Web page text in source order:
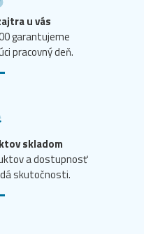
u vás
garantujeme
pracovný deň.
skladom
a dostupnosť
skutočnosti.